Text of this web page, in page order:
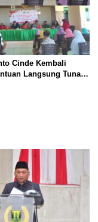
Cinde Kembali
Langsung Tunai